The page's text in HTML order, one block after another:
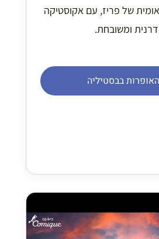
של פריז, עם אקוסטיקה
ומשובחת.
בבסטיליה